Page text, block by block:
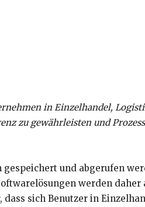
in Einzelhandel,
zu gewährleisten und
gespeichert und abgerufen
werden
sich Benutzer in